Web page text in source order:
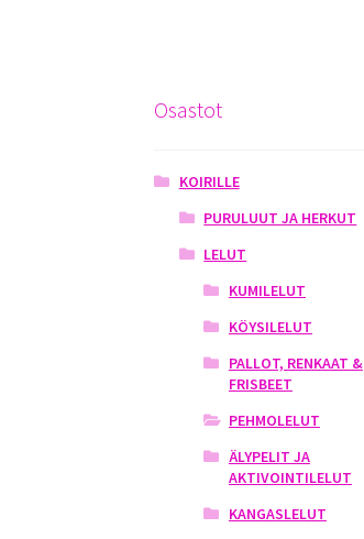
Osastot
KOIRILLE
PURULUUT JA HERKUT
LELUT
KUMILELUT
KÖYSILELUT
PALLOT, RENKAAT &
FRISBEET
PEHMOLELUT
ÄLYPELIT JA
AKTIVOINTILELUT
KANGASLELUT